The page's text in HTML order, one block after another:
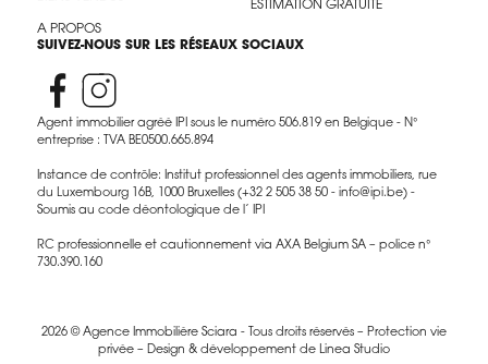
A PROPOS
ESTIMATION GRATUITE
SUIVEZ-NOUS SUR LES RÉSEAUX SOCIAUX
Agent immobilier agréé IPI sous le numéro 506.819 en Belgique - N°
entreprise : TVA BE0500.665.894
Instance de contrôle: Institut professionnel des agents immobiliers, rue
du Luxembourg 16B, 1000 Bruxelles (+32 2 505 38 50 - info@ipi.be) -
Soumis au code déontologique de l’ IPI
RC professionnelle et cautionnement via AXA Belgium SA – police n°
730.390.160
2026 © Agence Immobilière Sciara - Tous droits réservés – Protection vie
privée– Design & développement de Linea Studio